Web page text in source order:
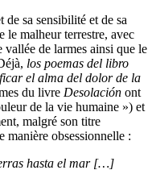
sa sensibilité et de sa
le malheur terrestre, avec
vallée de larmes ainsi que le
los poemas del libro
el alma del dolor de la
du livre Desolación ont
de la vie humaine ») et
malgré son titre
manière obsessionnelle :
hasta el mar […]